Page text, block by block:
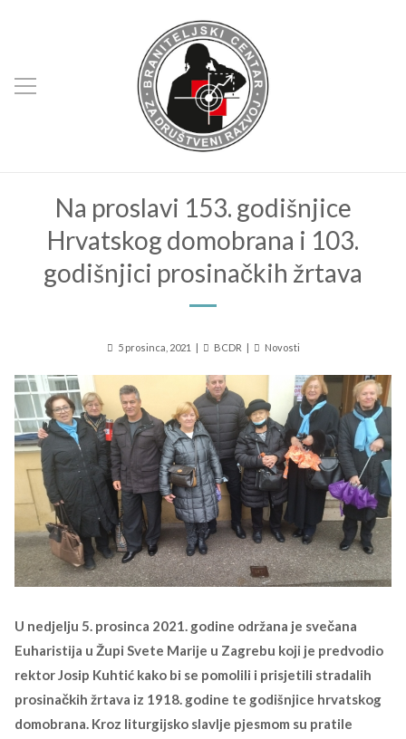
Na proslavi 153. godišnjice
Hrvatskog domobrana i 103.
godišnjici prosinačkih žrtava
Posted
5 prosinca, 2021 Author
BCDR Kategorije
Novosti
U nedjelju 5. prosinca 2021. godine održana je svečana
Euharistija u Župi Svete Marije u Zagrebu koji je predvodio
rektor Josip Kuhtić kako bi se pomolili i prisjetili stradalih
prosinačkih žrtava iz 1918. godine te godišnjice hrvatskog
domobrana. Kroz liturgijsko slavlje pjesmom su pratile